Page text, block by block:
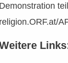
Demonstration
religion.ORF.at/